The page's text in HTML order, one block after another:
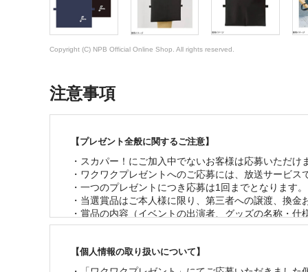
Copyright (C) NPB Official Online Shop. All rights reserved.
注意事項
【プレゼント全般に関するご注意】
・スカパー！にご加入中でないお客様は応募いただけ
・ワクワクプレゼントへのご応募には、放送サービ
・一つのプレゼントにつき応募は1回までとなります。
・当選賞品はご本人様に限り、第三者への譲渡、換
・賞品の内容（イベントの出演者、グッズの名称・
・お客様の当選機会均等のため、一度当選されたお
・応募状況、および当落に関するお問い合わせは一切
・賞品の管理には万全を期しておりますが、配送を
【個人情報の取り扱いについて】